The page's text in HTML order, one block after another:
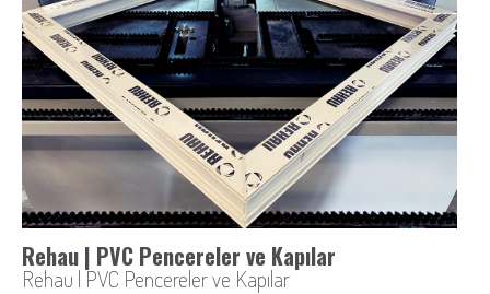
Rehau | PVC Pencereler ve Kapılar
Rehau | PVC Pencereler ve Kapılar